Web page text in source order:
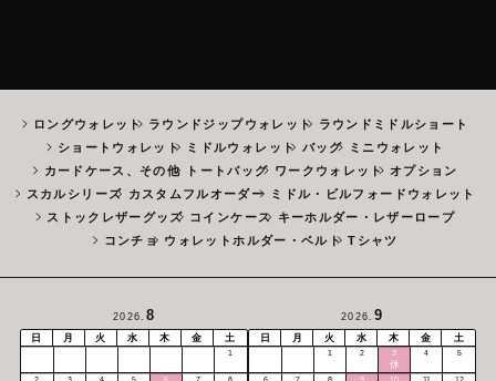
ロングウォレット ラウンドジップウォレット ラウンドミドルショート
ショートウォレット ミドルウォレット バッグ
ミニウォレット
カードケース、その他
トートバッグ ワークウォレット オプション
スカルシリーズ カスタムフルオーダー ミドル・ビルフォードウォレット
ストックレザーグッズ コインケース キーホルダー・レザーロープ
コンチョ ウォレットホルダー・ベルト Tシャツ
2026. 8
日 月 火 水 木 金 土
1
2026. 9
日 月 火 水 木 金 土
1 2 3
休
4 5